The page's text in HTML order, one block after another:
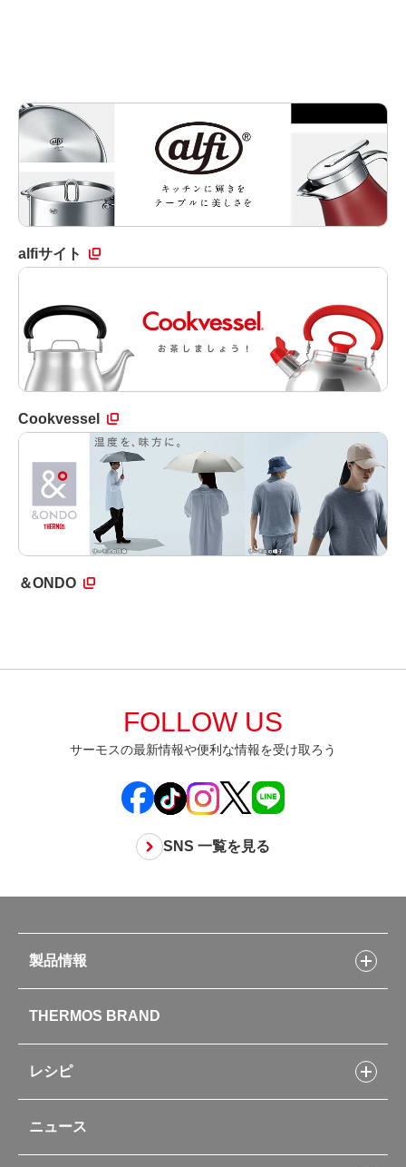
alfiサイト
Cookvessel
＆ONDO
FOLLOW US
サーモスの最新情報や便利な情報を受け取ろう
SNS 一覧を見る
製品情報
水筒
お弁当
キッチン用品
ポット・アイスペール
コーヒーメーカー
THERMOS BRAND
レシピ
フライパンレシピ
シャトルシェフレシピ
ニュース